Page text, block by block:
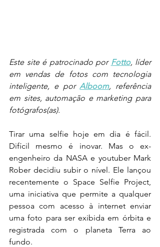
Este site é patrocinado por Fotto, líder
em vendas de fotos com tecnologia
inteligente, e por Alboom, referência
em sites, automação e marketing para
fotógrafos(as).
Tirar uma selfie hoje em dia é fácil.
Difícil mesmo é inovar. Mas o ex-
engenheiro da NASA e youtuber Mark
Rober decidiu subir o nível. Ele lançou
recentemente o Space Selfie Project,
uma iniciativa que permite a qualquer
pessoa com acesso à internet enviar
uma foto para ser exibida em órbita e
registrada com o planeta Terra ao
fundo.